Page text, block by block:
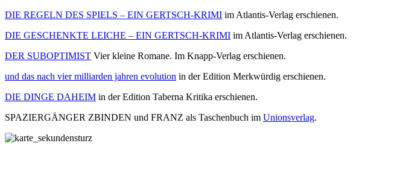
DIE REGELN DES SPIELS – EIN GERTSCH-KRIMI im Atlantis-Verlag erschienen.
DIE GESCHENKTE LEICHE – EIN GERTSCH-KRIMI im Atlantis-Verlag erschienen.
DER SUBOPTIMIST Vier kleine Romane. Im Knapp-Verlag erschienen.
und das nach vier milliarden jahren evolution in der Edition Merkwürdig erschienen.
DIE DINGE DAHEIM in der Edition Taberna Kritika erschienen.
SPAZIERGÄNGER ZBINDEN und FRANZ als Taschenbuch im Unionsverlag.